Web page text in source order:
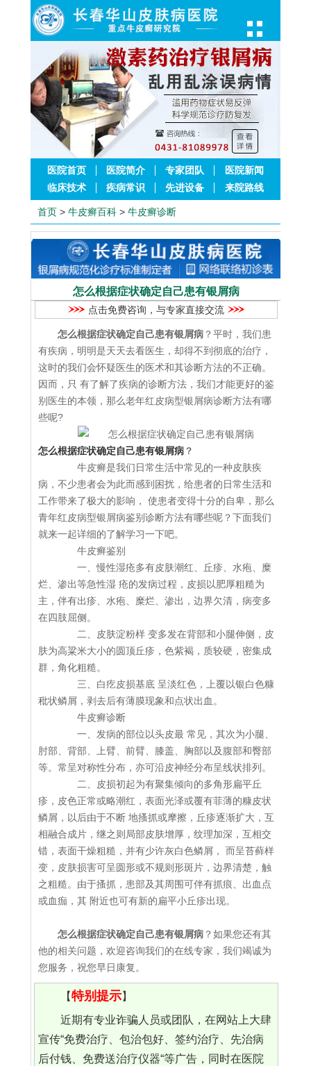
医院首页 医院简介 专家团队
医院新闻
临床技术
疾病常识 先进设备 来院路线
首页 > 牛皮癣百科 > 牛皮癣诊断
怎么根据症状确定自己患有银屑病
点击免费咨询，与专家直接交流
怎么根据症状确定自己患有银屑病 ？平时，我们患
有疾病，明明是天天去看医生，却得不到彻底的治疗，
这时的我们会怀疑医生的医术和其诊断方法的不正确。
因而，只 有了解了疾病的诊断方法，我们才能更好的鉴
别医生的本领，那么老年红皮病型银屑病诊断方法有哪
些呢?
怎么根据症状确定自己患有银屑病 ？
牛皮癣是我们日常生活中常见的一种皮肤疾
病，不少患者会为此而感到困扰，给患者的日常生活和
工作带来了极大的影响， 使患者变得十分的自卑，那么
青年红皮病型银屑病鉴别诊断方法有哪些呢？下面我们
就来一起详细的了解学习一下吧。
牛皮癣鉴别
一、慢性湿疮多有皮肤潮红、丘疹、水疱、糜
烂、渗出等急性湿 疮的发病过程，皮损以肥厚粗糙为
主，伴有出疹、水疱、糜烂、渗出，边界欠清，病变多
在四肢屈侧。
二、皮肤淀粉样 变多发在背部和小腿伸侧，皮
肤为高粱米大小的圆顶丘疹，色紫褐，质较硬，密集成
群，角化粗糙。
三、白疙皮损基底 呈淡红色，上覆以银白色糠
秕状鳞屑，剥去后有薄膜现象和点状出血。
牛皮癣诊断
一、发病的部位以头皮最 常见，其次为小腿、
肘部、背部、上臂、前臂、膝盖、胸部以及腹部和臀部
等。常呈对称性分布，亦可沿皮神经分布呈线状排列。
二、皮损初起为有聚集倾向的多角形扁平丘
疹，皮色正常或略潮红，表面光泽或覆有菲薄的糠皮状
鳞屑，以后由于不断 地搔抓或摩擦，丘疹逐渐扩大，互
相融合成片，继之则局部皮肤增厚，纹理加深，互相交
错，表面干燥粗糙，并有少许灰白色鳞屑， 而呈苔藓样
变，皮肤损害可呈圆形或不规则形斑片，边界清楚，触
之粗糙。由于搔抓，患部及其周围可伴有抓痕、出血点
或血痂，其 附近也可有新的扁平小丘疹出现。
怎么根据症状确定自己患有银屑病 ？如果您还有其
他的相关问题，欢迎咨询我们的在线专家，我们竭诚为
您服务，祝您早日康复。
【特别提示】
近期有专业诈骗人员或团队，在网站上大肆
宣传“免费治疗、包治包好、签约治疗、先治病
后付钱、免费送治疗仪器“等广告，同时在医院